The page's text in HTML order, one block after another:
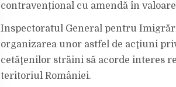
contravențional cu amendă în
Inspectoratul General pentru
organizarea unor astfel de acţiuni
cetăţenilor străini să acorde interes
teritoriul României.